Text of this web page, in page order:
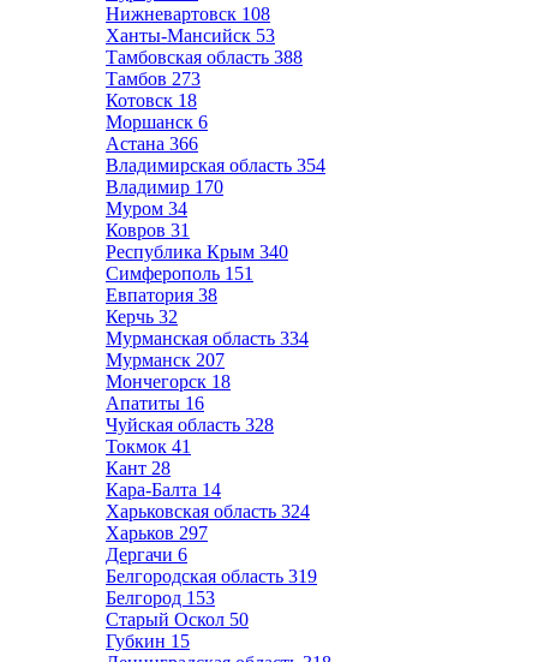
Нижневартовск 108
Ханты-Мансийск 53
Тамбовская область 388
Тамбов 273
Котовск 18
Моршанск 6
Астана 366
Владимирская область 354
Владимир 170
Муром 34
Ковров 31
Республика Крым 340
Симферополь 151
Евпатория 38
Керчь 32
Мурманская область 334
Мурманск 207
Мончегорск 18
Апатиты 16
Чуйская область 328
Токмок 41
Кант 28
Кара-Балта 14
Харьковская область 324
Харьков 297
Дергачи 6
Белгородская область 319
Белгород 153
Старый Оскол 50
Губкин 15